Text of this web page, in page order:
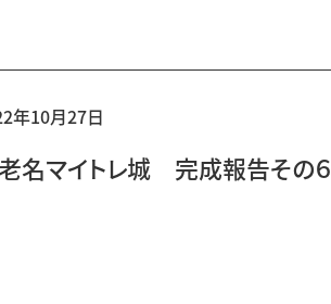
年10月27日
名マイトレ城 完成報告その６